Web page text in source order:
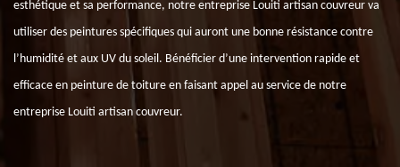
esthétique et sa performance, notre entreprise Louiti artisan couvreur va
utiliser des peintures spécifiques qui auront une bonne résistance contre
l’humidité et aux UV du soleil. Bénéficier d’une intervention rapide et
efficace en peinture de toiture en faisant appel au service de notre
entreprise Louiti artisan couvreur.